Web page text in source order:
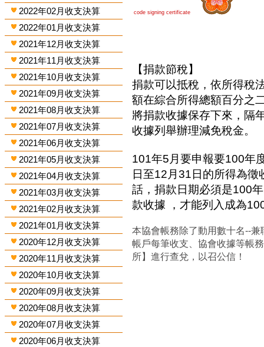
2022年02月收支決算
2022年01月收支決算
2021年12月收支決算
2021年11月收支決算
2021年10月收支決算
2021年09月收支決算
2021年08月收支決算
2021年07月收支決算
2021年06月收支決算
2021年05月收支決算
2021年04月收支決算
2021年03月收支決算
2021年02月收支決算
2021年01月收支決算
2020年12月收支決算
2020年11月收支決算
2020年10月收支決算
2020年09月收支決算
2020年08月收支決算
2020年07月收支決算
2020年06月收支決算
code signing certificate
【捐款節稅】
捐款可以抵稅，依所得稅
額在綜合所得總額百分之
將捐款收據保存下來，隔
收據列舉辦理減免稅金。
101年5月要申報要100年
日至12月31日的所得為
話，捐款日期必須是100
款收據 ，才能列入成為
本協會帳務除了動用數十名--
帳戶每筆收支、協會收據等帳
所】進行查兌，以召公信！